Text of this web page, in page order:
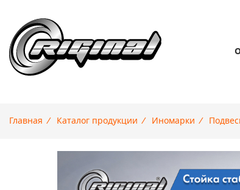
Главная / Каталог продукции / Иномарки /